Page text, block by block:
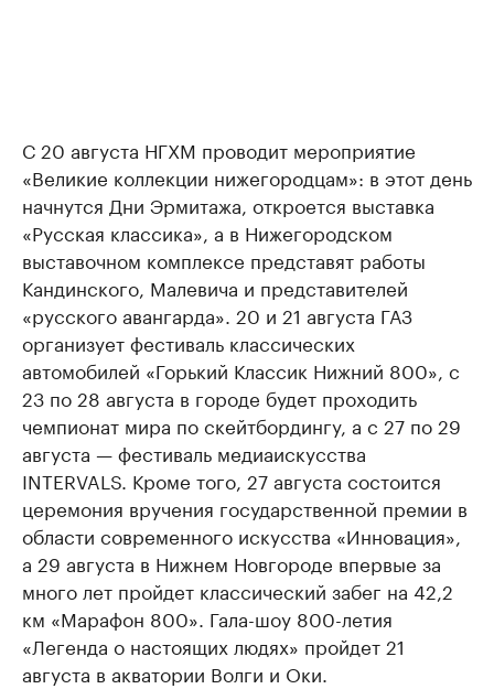
С 20 августа НГХМ проводит мероприятие
«Великие коллекции нижегородцам»: в этот день
начнутся Дни Эрмитажа, откроется выставка
«Русская классика», а в Нижегородском
выставочном комплексе представят работы
Кандинского, Малевича и представителей
«русского авангарда». 20 и 21 августа ГАЗ
организует фестиваль классических
автомобилей «Горький Классик Нижний 800», с
23 по 28 августа в городе будет проходить
чемпионат мира по скейтбордингу, а с 27 по 29
августа — фестиваль медиаискусства
INTERVALS. Кроме того, 27 августа состоится
церемония вручения государственной премии в
области современного искусства «Инновация»,
а 29 августа в Нижнем Новгороде впервые за
много лет пройдет классический забег на 42,2
км «Марафон 800». Гала-шоу 800-летия
«Легенда о настоящих людях» пройдет 21
августа в акватории Волги и Оки.